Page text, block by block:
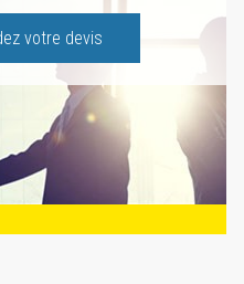
votre devis